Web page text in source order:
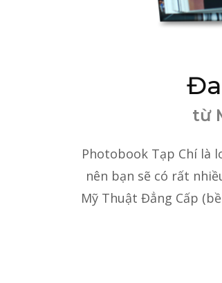
từ
Photobook Tạp Chí là
nên bạn sẽ có rất
Mỹ Thuật Đẳng Cấp